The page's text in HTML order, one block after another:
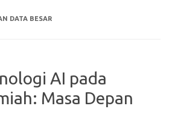
DATA BESAR
AI pada
Masa Depan